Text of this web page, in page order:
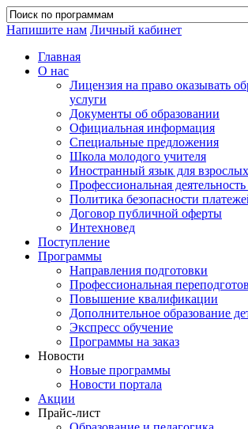
Напишите нам Личный кабинет
Главная
О нас
Лицензия на право оказывать
услуги
Документы об образовании
Официальная информация
Специальные предложения
Школа молодого учителя
Иностранный язык для
Профессиональная
Политика безопасности
Договор публичной оферты
Интехновед
Поступление
Программы
Направления подготовки
Профессиональная
Повышение квалификации
Дополнительное образование
Экспресс обучение
Программы на заказ
Новости
Новые программы
Новости портала
Акции
Прайс-лист